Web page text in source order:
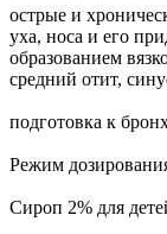
острые и
уха, носа и его
образованием
средний отит,
подготовка к
Режим
Сироп 2% для